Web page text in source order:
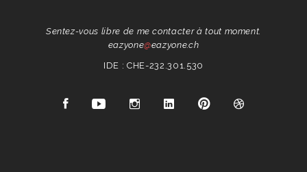
Sentez-vous libre de me contacter à tout moment.
eazyone@eazyone.ch
IDE : CHE-232.301.530